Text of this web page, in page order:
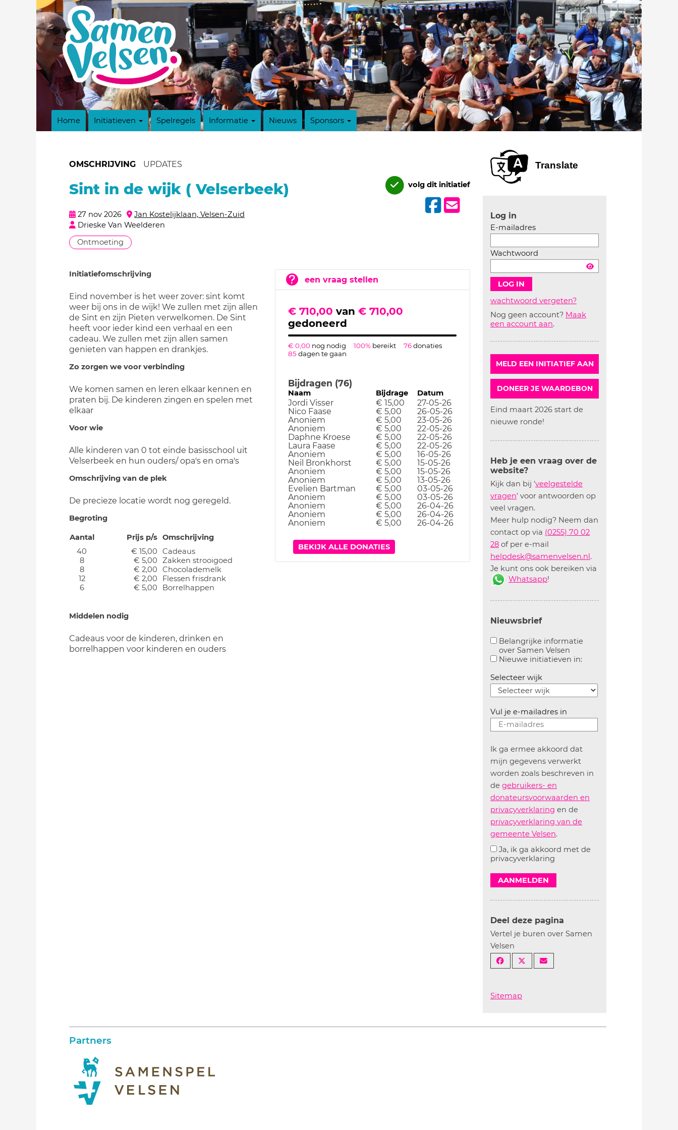
Home Initiatieven Spelregels Informatie Nieuws Sponsors
OMSCHRIJVING UPDATES
Sint in de wijk ( Velserbeek)
27 nov 2026
Jan Kostelijklaan, Velsen-Zuid
Drieske Van Weelderen
Ontmoeting
volg dit initiatief
een vraag stellen
€ 710,00 van € 710,00
gedoneerd
€ 0,00 nog nodig 100% bereikt 76donaties
85 dagen te gaan
Bijdragen (76)
Naam Bijdrage Datum
Jordi Visser € 15,00
27-05-26
Nico Faase
€ 5,00
26-05-26
Anoniem
€ 5,00
23-05-26
Anoniem
€ 5,00
22-05-26
Daphne Kroese
€ 5,00
22-05-26
Laura Faase
€ 5,00
22-05-26
Anoniem
€ 5,00
16-05-26
Neil Bronkhorst
€ 5,00
15-05-26
Anoniem
€ 5,00
15-05-26
Anoniem
€ 5,00
13-05-26
Evelien Bartman
€ 5,00
03-05-26
Anoniem
€ 5,00
03-05-26
Anoniem
€ 5,00
26-04-26
Anoniem
€ 5,00
26-04-26
Anoniem
€ 5,00 26-04-26
BEKIJK ALLE DONATIES
Initiatiefomschrijving
Eind november is het weer zover: sint komt
weer bij ons in de wijk! We zullen met zijn allen
de Sint en zijn Pieten verwelkomen. De Sint
heeft voor ieder kind een verhaal en een
cadeau. We zullen met zijn allen samen
genieten van happen en drankjes.
Zo zorgen we voor verbinding
We komen samen en leren elkaar kennen en
praten bij. De kinderen zingen en spelen met
elkaar
Voor wie
Alle kinderen van 0 tot einde basisschool uit
Velserbeek en hun ouders/ opa's en oma's
Omschrijving van de plek
De precieze locatie wordt nog geregeld.
Begroting
Aantal Prijs p/s Omschrijving
40
€ 15,00
Cadeaus
8
€ 5,00
Zakken strooigoed
8
€ 2,00
Chocolademelk
12
€ 2,00
Flessen frisdrank
6
€ 5,00 Borrelhappen
Middelen nodig
Cadeaus voor de kinderen, drinken en
borrelhappen voor kinderen en ouders
Translate
Log in
E-mailadres
Wachtwoord
wachtwoord vergeten?
Nog geen account? Maak
een account aan.
MELD EEN INITIATIEF AAN
DONEER JE WAARDEBON
Eind maart 2026 start de
nieuwe ronde!
Heb je een vraag over de
website?
Kijk dan bij 'veelgestelde
vragen' voor antwoorden op
veel vragen.
Meer hulp nodig? Neem dan
contact op via (0255) 70 02
28 of per e-mail
helpdesk@samenvelsen.nl.
Je kunt ons ook bereiken via
Whatsapp!
Nieuwsbrief
Belangrijke informatie
over Samen Velsen
Aanvinken om belangrijke informatie over
Nieuwe initiatieven in:Aanvinken om
Selecteer wijk
Vul je e-mailadres in
Ik ga ermee akkoord dat
mijn gegevens verwerkt
worden zoals beschreven in
de gebruikers- en
donateursvoorwaarden en
privacyverklaring en de
privacyverklaring van de
gemeente Velsen.
Ja, ik ga akkoord met de
privacyverklaring
AANMELDEN
Deel deze pagina
Vertel je buren over Samen
Velsen
Sitemap
Partners